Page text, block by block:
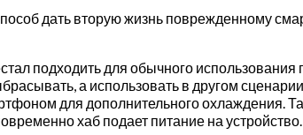
дать вторую жизнь поврежденному
подходить для обычного
а использовать в другом
для дополнительного охлаждения.
хаб подает питание на устройство.